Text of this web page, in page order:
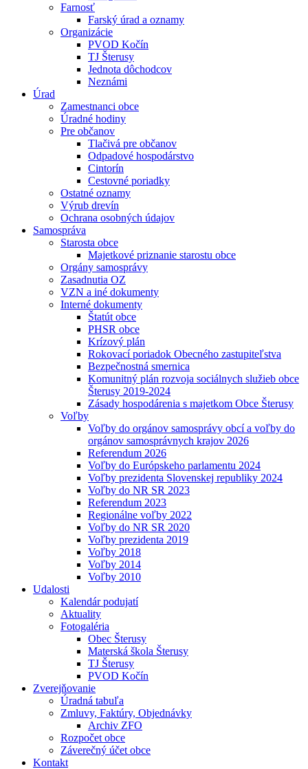
Farnosť
Farský úrad a oznamy
Organizácie
PVOD Kočín
TJ Šterusy
Jednota dôchodcov
Neznámi
Úrad
Zamestnanci obce
Úradné hodiny
Pre občanov
Tlačivá pre občanov
Odpadové hospodárstvo
Cintorín
Cestovné poriadky
Ostatné oznamy
Výrub drevín
Ochrana osobných údajov
Samospráva
Starosta obce
Majetkové priznanie starostu obce
Orgány samosprávy
Zasadnutia OZ
VZN a iné dokumenty
Interné dokumenty
Štatút obce
PHSR obce
Krízový plán
Rokovací poriadok Obecného zastupiteľstva
Bezpečnostná smernica
Komunitný plán rozvoja sociálnych služieb obce
Šterusy 2019-2024
Zásady hospodárenia s majetkom Obce Šterusy
Voľby
Voľby do orgánov samosprávy obcí a voľby do
orgánov samosprávnych krajov 2026
Referendum 2026
Voľby do Európskeho parlamentu 2024
Voľby prezidenta Slovenskej republiky 2024
Voľby do NR SR 2023
Referendum 2023
Regionálne voľby 2022
Voľby do NR SR 2020
Voľby prezidenta 2019
Voľby 2018
Voľby 2014
Voľby 2010
Udalosti
Kalendár podujatí
Aktuality
Fotogaléria
Obec Šterusy
Materská škola Šterusy
TJ Šterusy
PVOD Kočín
Zverejňovanie
Úradná tabuľa
Zmluvy, Faktúry, Objednávky
Archiv ZFO
Rozpočet obce
Záverečný účet obce
Kontakt